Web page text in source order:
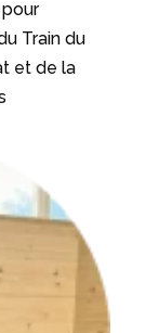
Train du
et de la